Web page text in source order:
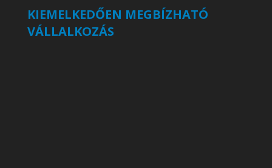
KIEMELKEDŐEN MEGBÍZHATÓ
VÁLLALKOZÁS